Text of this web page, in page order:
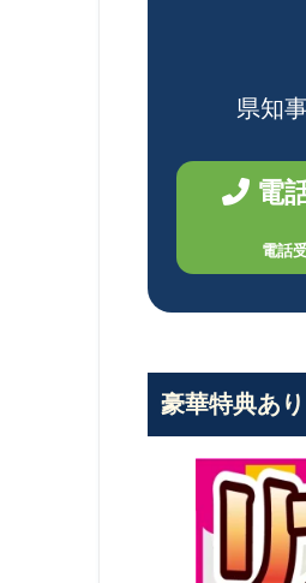
県知
電
電話
豪華特典あ